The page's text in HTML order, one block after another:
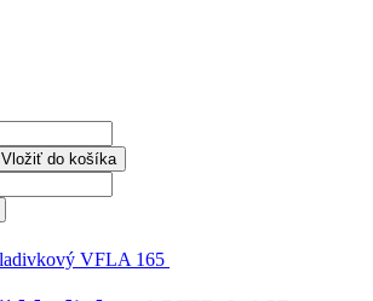
Vložiť do košíka